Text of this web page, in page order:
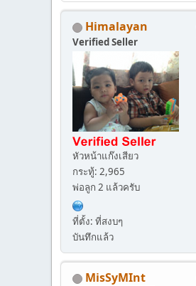
Himalayan
Verified Seller
หัวหน้าแก๊งเสียว
กระทู้: 2,965
พ่อลูก 2 แล้วครับ
ที่ตั้ง: ที่สงบๆ
บันทึกแล้ว
MisSyMInt